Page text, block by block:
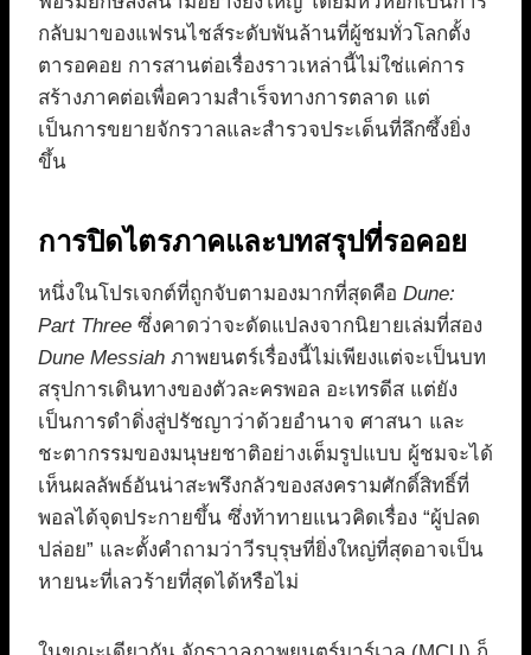
กลับมาของแฟรนไชส์ระดับพันล้านที่ผู้ชมทั่วโลกตั้ง
ตารอคอย การสานต่อเรื่องราวเหล่านี้ไม่ใช่แค่การ
สร้างภาคต่อเพื่อความสำเร็จทางการตลาด แต่
เป็นการขยายจักรวาลและสำรวจประเด็นที่ลึกซึ้งยิ่ง
ขึ้น
การปิดไตรภาคและบทสรุปที่รอคอย
หนึ่งในโปรเจกต์ที่ถูกจับตามองมากที่สุดคือ Dune:
Part Three ซึ่งคาดว่าจะดัดแปลงจากนิยายเล่มที่สอง
Dune Messiah ภาพยนตร์เรื่องนี้ไม่เพียงแต่จะเป็นบท
สรุปการเดินทางของตัวละครพอล อะเทรดีส แต่ยัง
เป็นการดำดิ่งสู่ปรัชญาว่าด้วยอำนาจ ศาสนา และ
ชะตากรรมของมนุษยชาติอย่างเต็มรูปแบบ ผู้ชมจะได้
เห็นผลลัพธ์อันน่าสะพรึงกลัวของสงครามศักดิ์สิทธิ์ที่
พอลได้จุดประกายขึ้น ซึ่งท้าทายแนวคิดเรื่อง “ผู้ปลด
ปล่อย” และตั้งคำถามว่าวีรบุรุษที่ยิ่งใหญ่ที่สุดอาจเป็น
หายนะที่เลวร้ายที่สุดได้หรือไม่